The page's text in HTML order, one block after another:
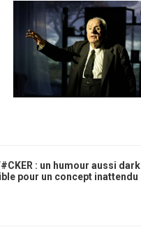
: un humour aussi dark
pour un concept inattendu